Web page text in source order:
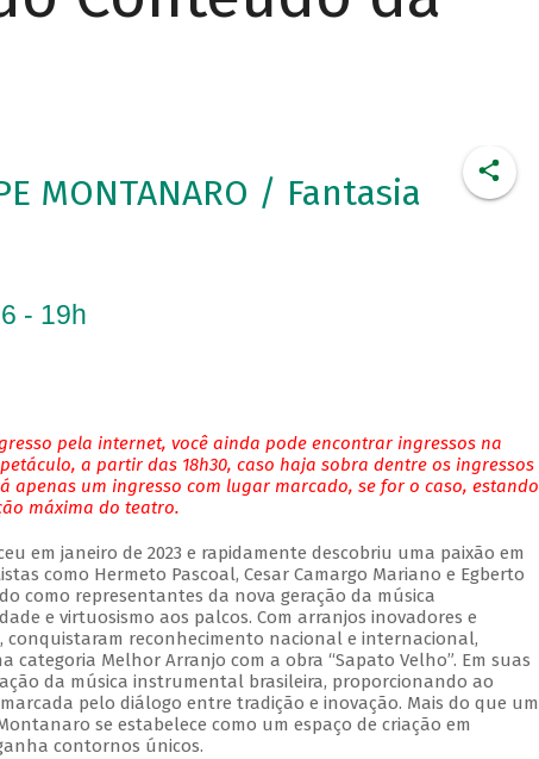
MONTANARO / Fantasia
- 19h
pela internet, você ainda pode encontrar ingressos na
a partir das 18h30, caso haja sobra dentre os ingressos
apenas um ingresso com lugar marcado, se for o caso, estando
máxima do teatro.
em janeiro de 2023 e rapidamente descobriu uma paixão em
como Hermeto Pascoal, Cesar Camargo Mariano e Egberto
como representantes da nova geração da música
e virtuosismo aos palcos. Com arranjos inovadores e
conquistaram reconhecimento nacional e internacional,
categoria Melhor Arranjo com a obra “Sapato Velho”. Em suas
da música instrumental brasileira, proporcionando ao
pelo diálogo entre tradição e inovação. Mais do que um
se estabelece como um espaço de criação em
contornos únicos.